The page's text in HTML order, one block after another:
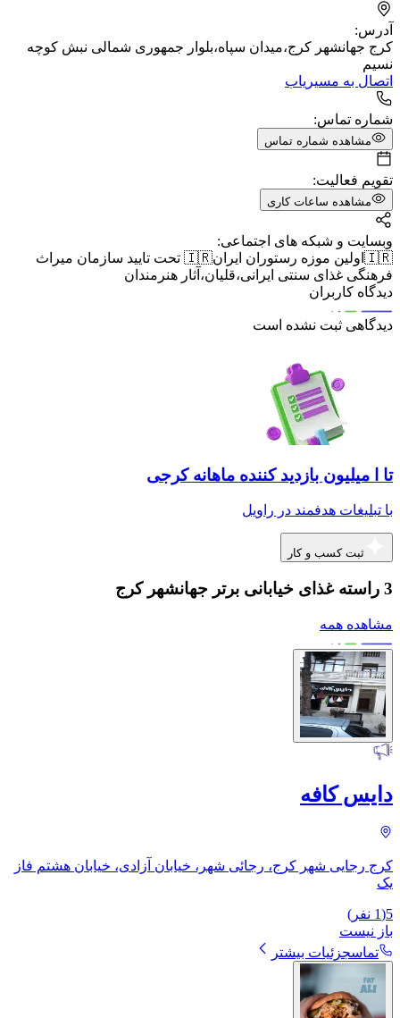
آدرس:
کرج جهانشهر کرج،میدان سپاه،بلوار جمهوری شمالی نبش کوچه
نسیم
اتصال به مسیریاب
شماره تماس:
مشاهده شماره تماس
تقویم فعالیت:
مشاهده ساعات کاری
وبسایت و شبکه های اجتماعی:
‏🇮🇷اولین موزه رستوران ایران🇮🇷 تحت تایید سازمان میراث
فرهنگی غذای سنتی ایرانی،قلیان،آثار هنرمندان
دیدگاه کاربران
دیدگاهی ثبت نشده است
تا ا میلیون بازدید کننده ماهانه کرجی
با تبلیغات هدفمند در راویل
ثبت کسب و کار
3 راسته غذای خیابانی برتر جهانشهر کرج
مشاهده همه
دایس کافه
کرج رجایی شهر کرج، رجائی شهر، خیابان آزادی، خیابان هشتم فاز
یک
5
(
1 نفر)
باز نیست
تماسجزئیات بیشتر